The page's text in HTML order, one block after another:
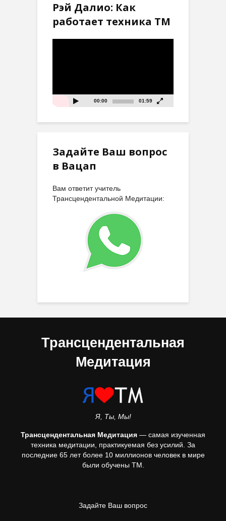
Рэй Далио: Как
работает техника ТМ
00:00 01:59
Задайте Ваш вопрос
в Вацап
Вам ответит учитель
Трансцендентальной Медитации:
Трансцендентальная
Медитация
Я, Ты, Мы!
Трансцендентальная Медитация — самая изученная
техника медитации, практикуемая без усилий. За
последние 65 лет более 10 миллионов человек в мире
были обучены ТМ.
Задайте Ваш вопрос